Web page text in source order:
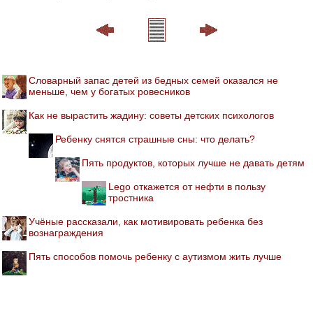
Словарный запас детей из бедных семей оказался не
меньше, чем у богатых ровесников
Как не вырастить жадину: советы детских психологов
Ребенку снятся страшные сны: что делать?
Пять продуктов, которых лучше не давать детям
Lego откажется от нефти в пользу
тростника
Учёные рассказали, как мотивировать ребенка без
вознаграждения
Пять способов помочь ребенку с аутизмом жить лучше